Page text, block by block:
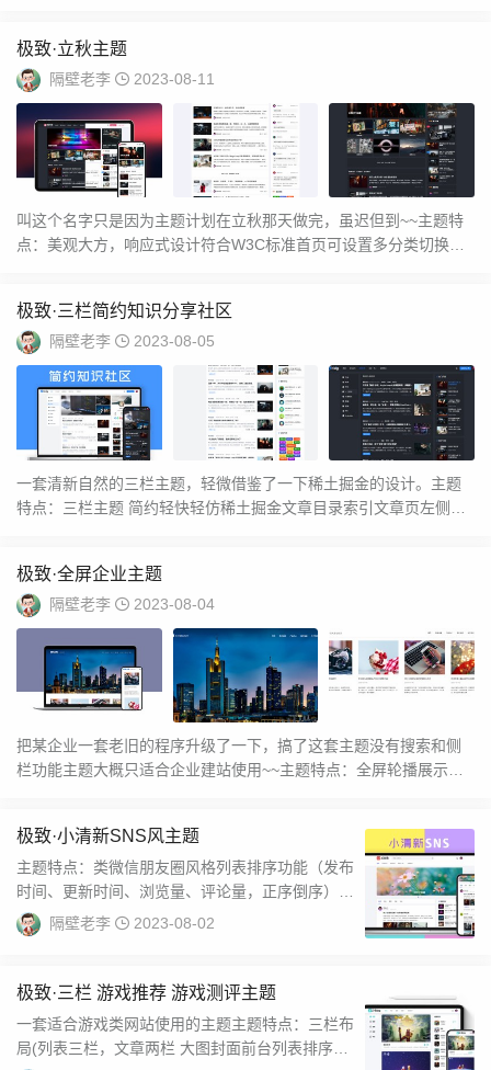
极致·立秋主题
隔壁老李 2023-08-11
叫这个名字只是因为主题计划在立秋那天做完，虽迟但到~~主题特
点：美观大方，响应式设计符合W3C标准首页可设置多分类切换
极致·三栏简约知识分享社区
隔壁老李 2023-08-05
一套清新自然的三栏主题，轻微借鉴了一下稀土掘金的设计。主题
特点：三栏主题 简约轻快轻仿稀土掘金文章目录索引文章页左侧工
极致·全屏企业主题
隔壁老李 2023-08-04
把某企业一套老旧的程序升级了一下，搞了这套主题没有搜索和侧
栏功能主题大概只适合企业建站使用~~主题特点：全屏轮播展示沉
极致·小清新SNS风主题
主题特点：类微信朋友圈风格列表排序功能（发布
时间、更新时间、浏览量、评论量，正序倒序）友
好的SEO图片SEO插入个性CLASS（低配版模...
隔壁老李 2023-08-02
极致·三栏 游戏推荐 游戏测评主题
一套适合游戏类网站使用的主题主题特点：三栏布
局(列表三栏，文章两栏 大图封面前台列表排序友